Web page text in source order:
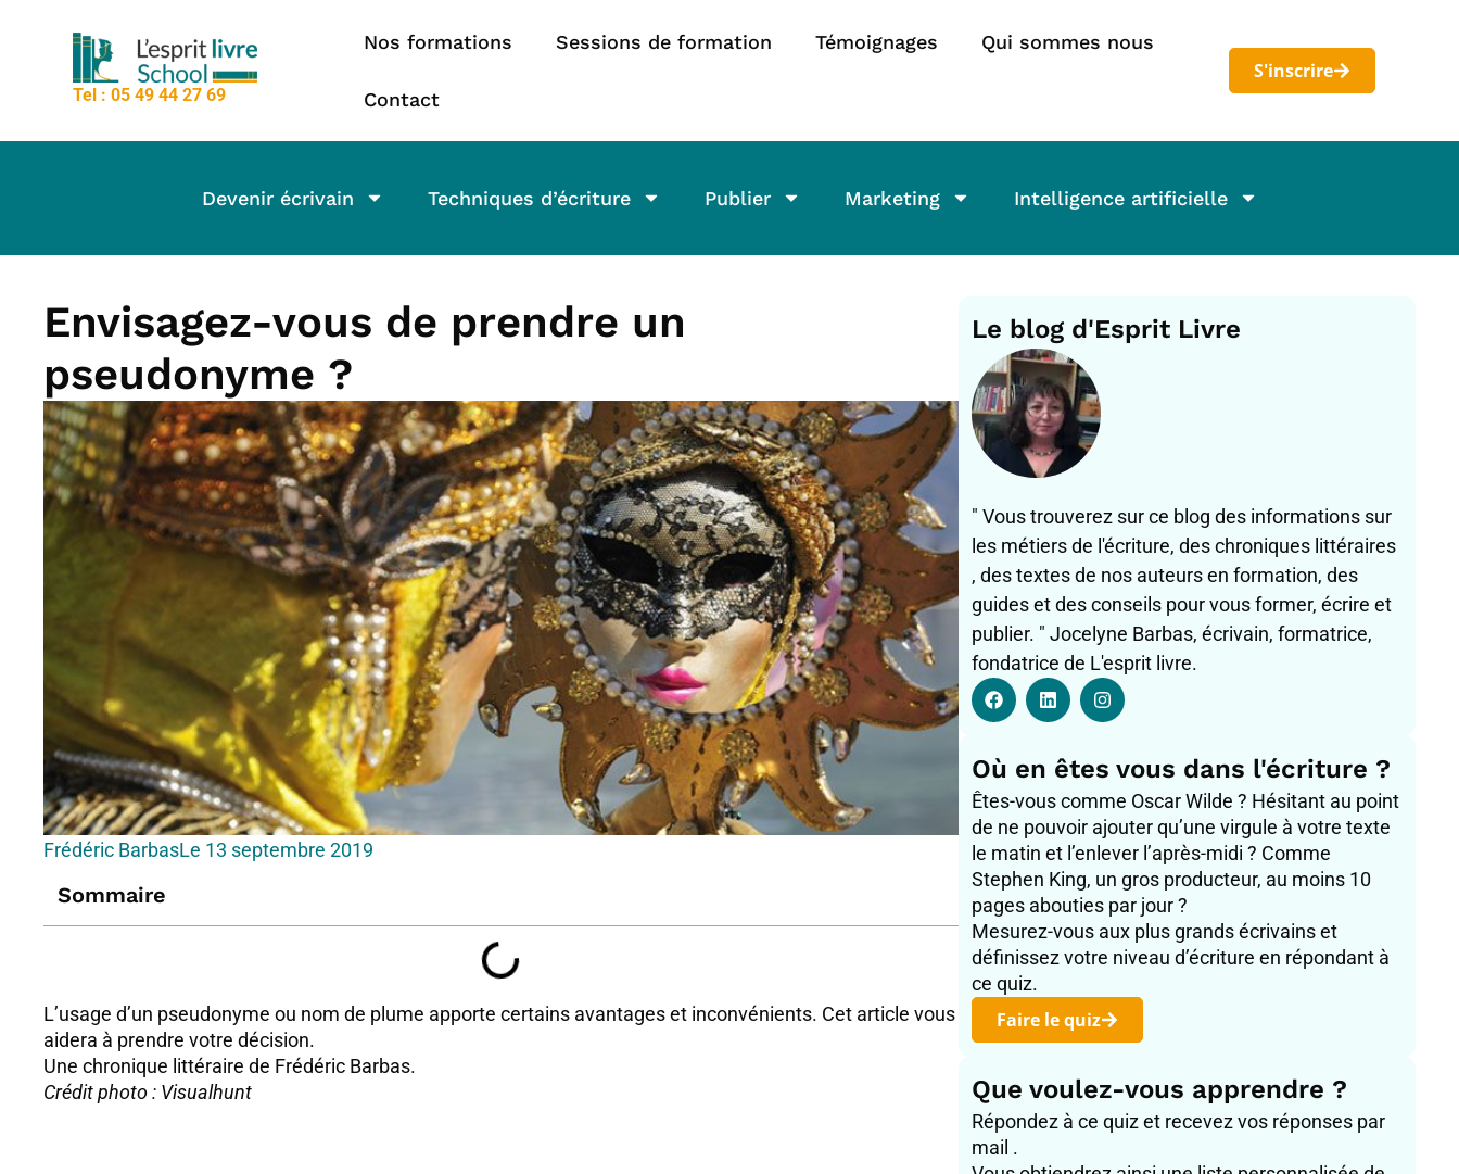
Tel : 05 49 44 27 69
Nos formations Sessions de formation Témoignages Qui sommes nous
Contact
S'inscrire
Devenir écrivain Techniques d’écriture Publier Marketing Intelligence artificielle
Le blog d'Esprit Livre
" Vous trouverez sur ce blog des informations sur
les métiers de l'écriture, des chroniques littéraires
, des textes de nos auteurs en formation, des
guides et des conseils pour vous former, écrire et
publier. " Jocelyne Barbas, écrivain, formatrice,
fondatrice de L'esprit livre.
F
a
c
b
o
o
k
L
i
n
d
i
n
I
n
s
a
g
r
a
m
Où en êtes vous dans l'écriture ?
Êtes-vous comme Oscar Wilde ? Hésitant au point
de ne pouvoir ajouter qu’une virgule à votre texte
le matin et l’enlever l’après-midi ? Comme
Stephen King, un gros producteur, au moins 10
pages abouties par jour ?
Mesurez-vous aux plus grands écrivains et
définissez votre niveau d’écriture en répondant à
ce quiz.
Faire le quiz
Que voulez-vous apprendre ?
Répondez à ce quiz et recevez vos réponses par
mail .
Envisagez-vous de prendre un
pseudonyme ?
Frédéric BarbasLe 13 septembre 2019
Sommaire
L’usage d’un pseudonyme ou nom de plume apporte certains avantages et inconvénients. Cet article vous
aidera à prendre votre décision.
Une chronique littéraire de Frédéric Barbas.
Crédit photo : Visualhunt